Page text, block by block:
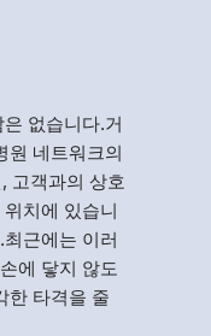
없습니다.거
원 네트워크의
고객과의 상호
치에 있습니
근에는 이러
에 닿지 않도
한 타격을 줄